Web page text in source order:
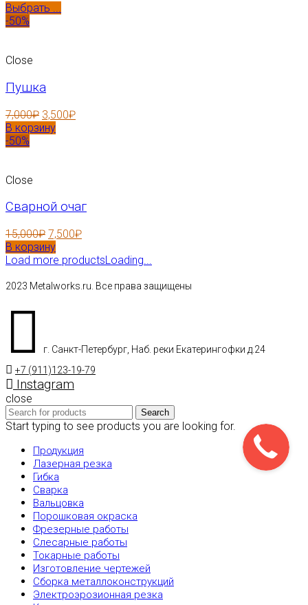
Выбрать ...
-50%
Close
Пушка
7,000₽ 3,500₽
В корзину
-50%
Close
Сварной очаг
15,000₽ 7,500₽
В корзину
Load more productsLoading...
2023 Metalworks.ru. Все права защищены
г. Санкт-Петербург, Наб. реки Екатерингофки д.24
+7 (911)123-19-79
Instagram
close
Search
Start typing to see products you are looking for.
Продукция
Лазерная резка
Гибка
Сварка
Вальцовка
Порошковая окраска
Фрезерные работы
Слесарные работы
Токарные работы
Изготовление чертежей
Сборка металлоконструкций
Электроэрозионная резка